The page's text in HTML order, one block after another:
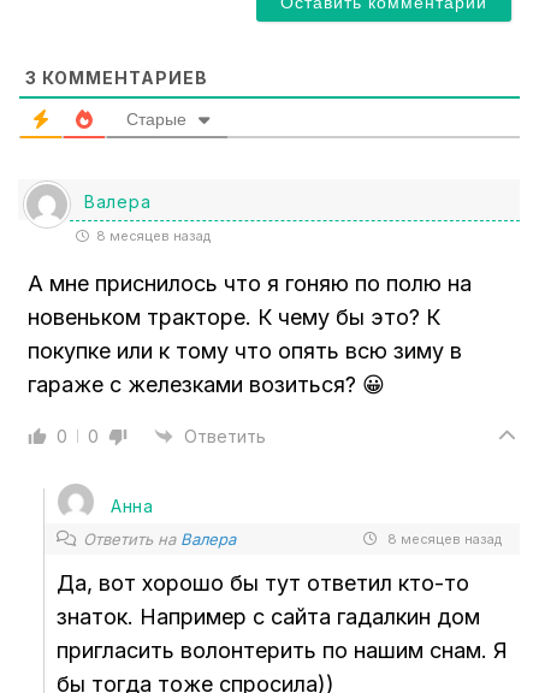
3 КОММЕНТАРИЕВ
Старые
Валера
8 месяцев назад
А мне приснилось что я гоняю по полю на
новеньком тракторе. К чему бы это? К
покупке или к тому что опять всю зиму в
гараже с железками возиться? 😀
0 0 Ответить
Анна
Ответить на Валера 8 месяцев назад
Да, вот хорошо бы тут ответил кто-то
знаток. Например с сайта гадалкин дом
пригласить волонтерить по нашим снам. Я
бы тогда тоже спросила))